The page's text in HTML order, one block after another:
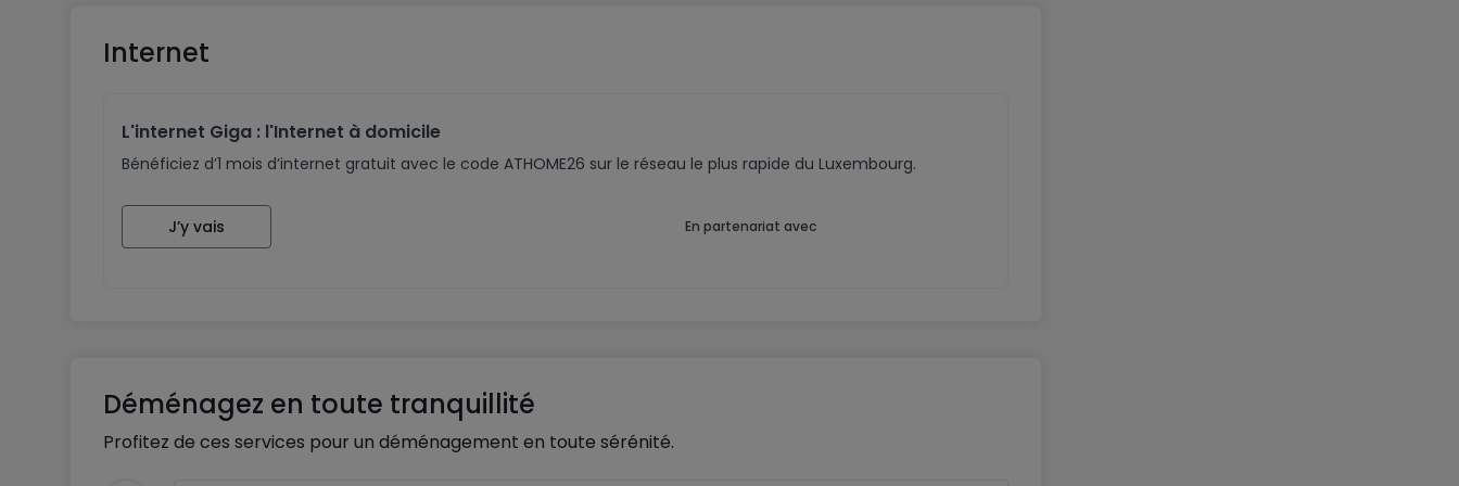
correspondre à ce centre spécifique.
Internet
L'internet Giga : l'Internet à domicile
Bénéficiez d’1 mois d’internet gratuit avec le code ATHOME26 sur le réseau le plus rapide du Luxembourg.
J’y vais En partenariat avec
Déménagez en toute tranquillité
Profitez de ces services pour un déménagement en toute sérénité.